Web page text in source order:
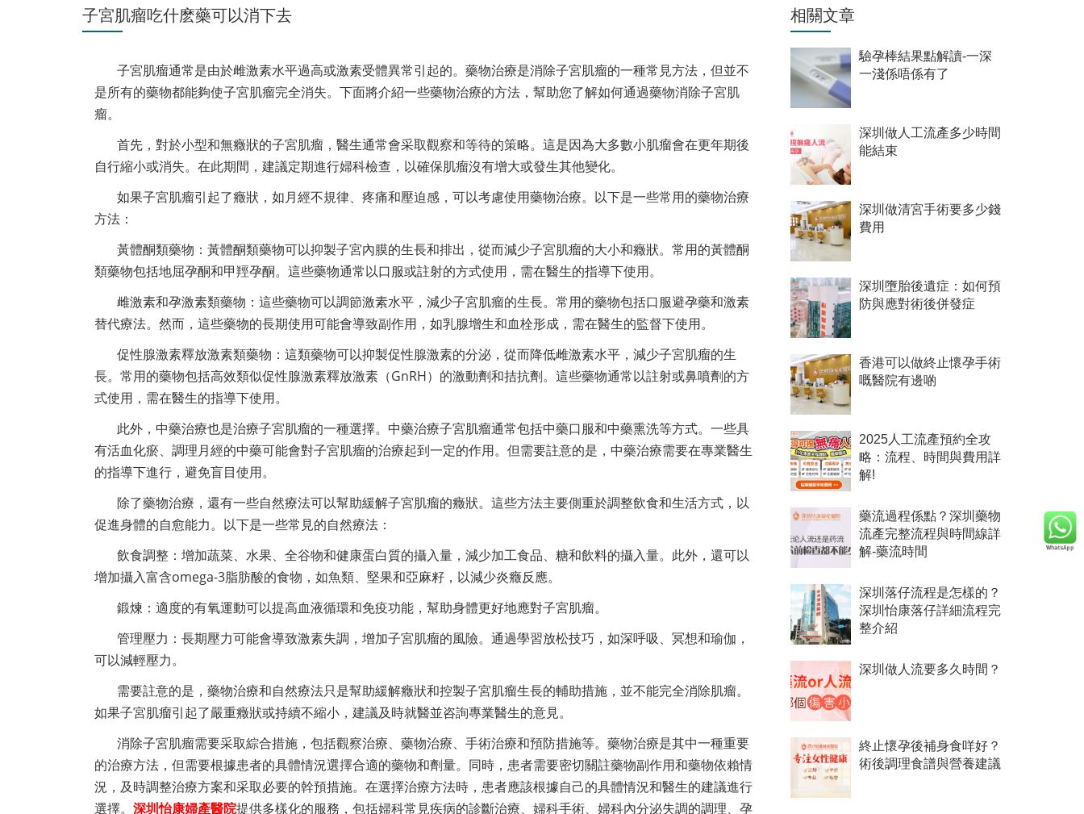
子宮肌瘤吃什麽藥可以消下去
子宮肌瘤通常是由於雌激素水平過高或激素受體異常引起的。藥物治療是消除子宮肌瘤的一種常見方法，但並不
是所有的藥物都能夠使子宮肌瘤完全消失。下面將介紹一些藥物治療的方法，幫助您了解如何通過藥物消除子宮肌
瘤。
首先，對於小型和無癥狀的子宮肌瘤，醫生通常會采取觀察和等待的策略。這是因為大多數小肌瘤會在更年期後
自行縮小或消失。在此期間，建議定期進行婦科檢查，以確保肌瘤沒有增大或發生其他變化。
如果子宮肌瘤引起了癥狀，如月經不規律、疼痛和壓迫感，可以考慮使用藥物治療。以下是一些常用的藥物治療
方法：
黃體酮類藥物：黃體酮類藥物可以抑製子宮內膜的生長和排出，從而減少子宮肌瘤的大小和癥狀。常用的黃體酮
類藥物包括地屈孕酮和甲羥孕酮。這些藥物通常以口服或註射的方式使用，需在醫生的指導下使用。
雌激素和孕激素類藥物：這些藥物可以調節激素水平，減少子宮肌瘤的生長。常用的藥物包括口服避孕藥和激素
替代療法。然而，這些藥物的長期使用可能會導致副作用，如乳腺增生和血栓形成，需在醫生的監督下使用。
促性腺激素釋放激素類藥物：這類藥物可以抑製促性腺激素的分泌，從而降低雌激素水平，減少子宮肌瘤的生
長。常用的藥物包括高效類似促性腺激素釋放激素（GnRH）的激動劑和拮抗劑。這些藥物通常以註射或鼻噴劑的方
式使用，需在醫生的指導下使用。
此外，中藥治療也是治療子宮肌瘤的一種選擇。中藥治療子宮肌瘤通常包括中藥口服和中藥熏洗等方式。一些具
有活血化瘀、調理月經的中藥可能會對子宮肌瘤的治療起到一定的作用。但需要註意的是，中藥治療需要在專業醫生
的指導下進行，避免盲目使用。
除了藥物治療，還有一些自然療法可以幫助緩解子宮肌瘤的癥狀。這些方法主要側重於調整飲食和生活方式，以
促進身體的自愈能力。以下是一些常見的自然療法：
飲食調整：增加蔬菜、水果、全谷物和健康蛋白質的攝入量，減少加工食品、糖和飲料的攝入量。此外，還可以
增加攝入富含omega-3脂肪酸的食物，如魚類、堅果和亞麻籽，以減少炎癥反應。
鍛煉：適度的有氧運動可以提高血液循環和免疫功能，幫助身體更好地應對子宮肌瘤。
管理壓力：長期壓力可能會導致激素失調，增加子宮肌瘤的風險。通過學習放松技巧，如深呼吸、冥想和瑜伽，
可以減輕壓力。
需要註意的是，藥物治療和自然療法只是幫助緩解癥狀和控製子宮肌瘤生長的輔助措施，並不能完全消除肌瘤。
如果子宮肌瘤引起了嚴重癥狀或持續不縮小，建議及時就醫並咨詢專業醫生的意見。
消除子宮肌瘤需要采取綜合措施，包括觀察治療、藥物治療、手術治療和預防措施等。藥物治療是其中一種重要
的治療方法，但需要根據患者的具體情況選擇合適的藥物和劑量。同時，患者需要密切關註藥物副作用和藥物依賴情
況，及時調整治療方案和采取必要的幹預措施。在選擇治療方法時，患者應該根據自己的具體情況和醫生的建議進行
選擇。 深圳怡康婦產醫院提供多樣化的服務，包括婦科常見疾病的診斷治療、婦科手術、婦科內分泌失調的調理、孕
相關文章
驗孕棒結果點解讀-一深
一淺係唔係有了
深圳做人工流產多少時間
能結束
深圳做清宮手術要多少錢
費用
深圳墮胎後遺症：如何預
防與應對術後併發症
香港可以做終止懷孕手術
嘅醫院有邊啲
2025人工流產預約全攻
略：流程、時間與費用詳
解!
藥流過程係點？深圳藥物
流產完整流程與時間線詳
解-藥流時間
深圳落仔流程是怎樣的？
深圳怡康落仔詳細流程完
整介紹
深圳做人流要多久時間？
終止懷孕後補身食咩好？
術後調理食譜與營養建議